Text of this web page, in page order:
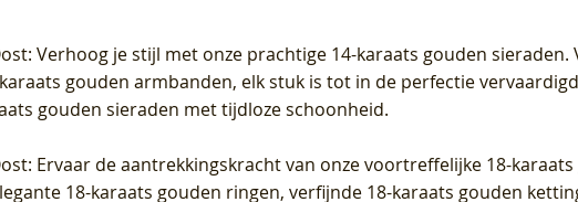
: Verhoog je stijl met onze prachtige 14-karaats gouden
gouden armbanden, elk stuk is tot in de perfectie
gouden sieraden met tijdloze schoonheid.
: Ervaar de aantrekkingskracht van onze voortreffelijke 18-
18-karaats gouden ringen, verfijnde 18-karaats gouden